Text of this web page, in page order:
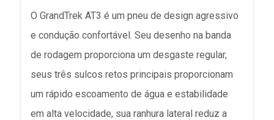
O GrandTrek AT3 é um pneu de design agressivo
e condução confortável. Seu desenho na banda
de rodagem proporciona um desgaste regular,
seus três sulcos retos principais proporcionam
um rápido escoamento de água e estabilidade
em alta velocidade, sua ranhura lateral reduz a